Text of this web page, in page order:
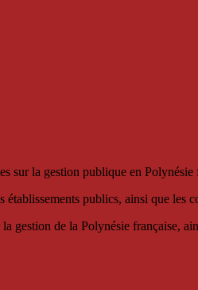
sur la gestion publique en Polynésie
établissements publics, ainsi que les
gestion de la Polynésie française,